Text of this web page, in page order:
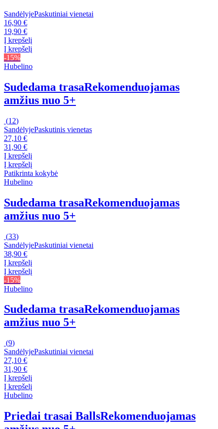
SandėlyjePaskutiniai vienetai
16,90 €
19,90 €
Į krepšelį
Į krepšelį
-15%
Hubelino
Sudedama trasaRekomenduojamas
amžius nuo 5+
(12)
SandėlyjePaskutinis vienetas
27,10 €
31,90 €
Į krepšelį
Į krepšelį
Patikrinta kokybė
Hubelino
Sudedama trasaRekomenduojamas
amžius nuo 5+
(33)
SandėlyjePaskutiniai vienetai
38,90 €
Į krepšelį
Į krepšelį
-15%
Hubelino
Sudedama trasaRekomenduojamas
amžius nuo 5+
(9)
SandėlyjePaskutiniai vienetai
27,10 €
31,90 €
Į krepšelį
Į krepšelį
Hubelino
Priedai trasai BallsRekomenduojamas